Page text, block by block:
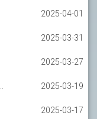
2025-04-01
2025-03-31
2025-03-27
2025-03-19
2025-03-17